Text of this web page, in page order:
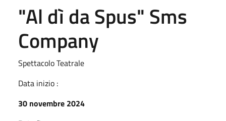
"Al dì da Spus" Sms
Company
Spettacolo Teatrale
Data inizio :
30 novembre 2024